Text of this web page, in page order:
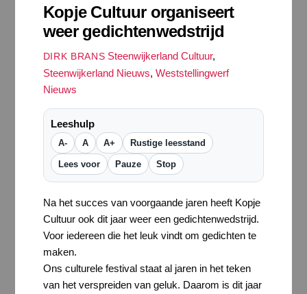
Kopje Cultuur organiseert
weer gedichtenwedstrijd
DIRK BRANS Steenwijkerland Cultuur,
Steenwijkerland Nieuws, Weststellingwerf
Nieuws
Leeshulp
A- A A+ Rustige leesstand
Lees voor Pauze Stop
Na het succes van voorgaande jaren heeft Kopje
Cultuur ook dit jaar weer een gedichtenwedstrijd.
Voor iedereen die het leuk vindt om gedichten te
maken.
Ons culturele festival staat al jaren in het teken
van het verspreiden van geluk. Daarom is dit jaar